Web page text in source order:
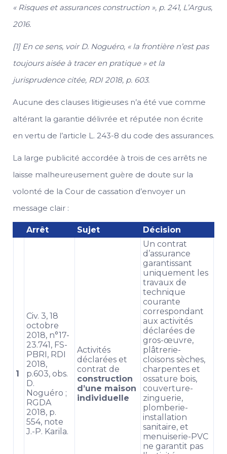
« Risques et assurances construction », p. 241, L’Argus,
2016.
[1] En ce sens, voir D. Noguéro, « la frontière n’est pas
toujours aisée à tracer en pratique » et la
jurisprudence citée, RDI 2018, p. 603.
Aucune des clauses litigieuses n’a été vue comme
altérant la garantie délivrée et réputée non écrite
en vertu de l’article L. 243-8 du code des assurances.
La large publicité accordée à trois de ces arrêts ne
laisse malheureusement guère de doute sur la
volonté de la Cour de cassation d’envoyer un
message clair :
Arrêt Sujet Décision
1
Civ. 3, 18
octobre
2018, n°17-
23.741, FS-
PBRI, RDI
2018,
p.603, obs.
D.
Noguéro ;
RGDA
2018, p.
554, note
J.-P. Karila.
Activités
déclarées et
contrat de
construction
d’une maison
individuelle
Un contrat
d’assurance
garantissant
uniquement les
travaux de
technique
courante
correspondant
aux activités
déclarées de
gros-œuvre,
plâtrerie-
cloisons sèches,
charpentes et
ossature bois,
couverture-
zinguerie,
plomberie-
installation
sanitaire, et
menuiserie-PVC
ne garantit pas